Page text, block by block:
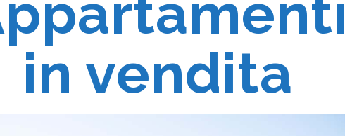
in vendita